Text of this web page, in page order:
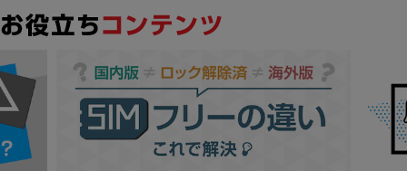
ドライブ
ドライブの絞り込み
商品状態の絞り込み
「新品」「未使用」「中古」など
CPU
CPUの絞り込み